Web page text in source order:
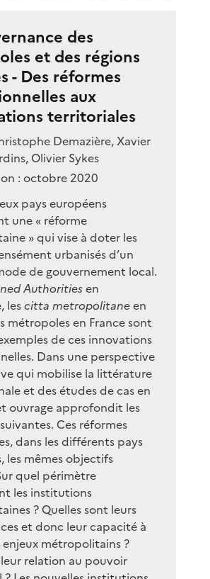
des
et des régions
- Des réformes
aux
territoriales
Demazière, Xavier
Olivier Sykes
: octobre 2020
pays européens
une « réforme
» qui vise à doter les
urbanisés d’un
de gouvernement local.
Authoritiesen
lescitta metropolitaneen
métropoles en France sont
de ces innovations
Dans une perspective
qui mobilise la littérature
et des études de cas en
ouvrage approfondit les
Ces réformes
dans les différents pays
les mêmes objectifs
quel périmètre
les institutions
? Quelles sont leurs
et donc leur capacité à
métropolitains ?
relation au pouvoir